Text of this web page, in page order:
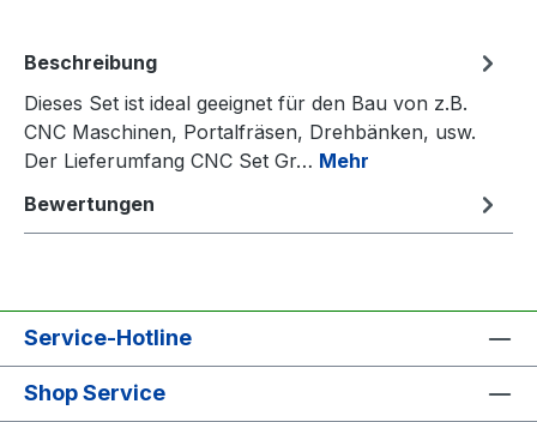
Beschreibung
Dieses Set ist ideal geeignet für den Bau von z.B.
CNC Maschinen, Portalfräsen, Drehbänken, usw.
Der Lieferumfang CNC Set Gr… Mehr
Bewertungen
Service-Hotline
Shop Service